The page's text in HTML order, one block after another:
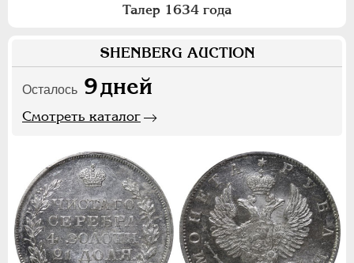
Талер 1634 года
SHENBERG AUCTION
Осталось 9дней
Смотреть каталог